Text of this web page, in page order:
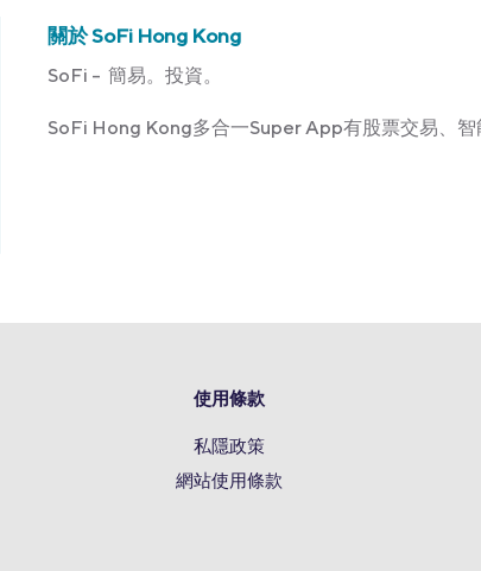
關於 SoFi Hong Kong
SoFi – 簡易。投資。
SoFi Hong Kong多合一Super App有股票交易、
使用條款
私隱政策
網站使用條款